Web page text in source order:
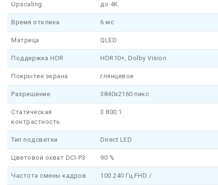
Upscaling до 4K
Время отклика 6 мс
Матрица QLED
Поддержка HDR HDR10+, Dolby Vision
Покрытие экрана глянцевое
Разрешение 3840x2160 пикс
Статическая
контрастность
3 800:1
Тип подсветки Direct LED
Цветовой охват DCI-P3 90 %
Частота смены кадров 100 240 Гц FHD /